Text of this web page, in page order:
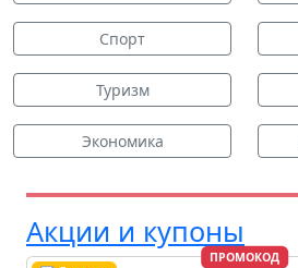
Спорт
Туризм
Экономика
Акции и купоны
ПРОМОКОД